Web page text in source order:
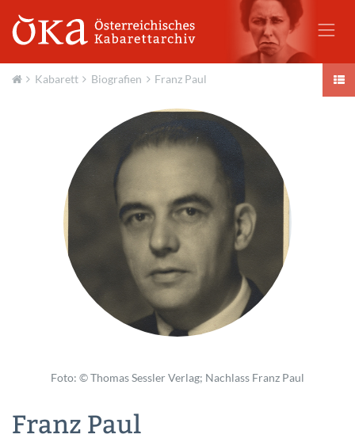
Kabarett Biografien Franz Paul
Foto: © Thomas Sessler Verlag; Nachlass Franz Paul
Franz Paul